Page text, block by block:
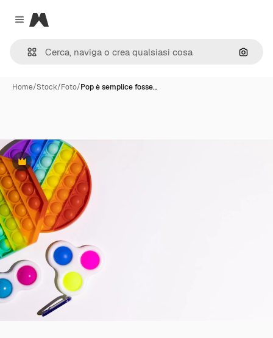
Close menu
Magnific
Cerca
Home/Stock/Foto/Pop è semplice fosse…
Premium